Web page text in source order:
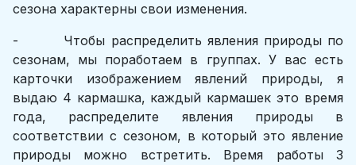
сезона характерны свои изменения.
- Чтобы распределить явления природы по
сезонам, мы поработаем в группах. У вас есть
карточки изображением явлений природы, я
выдаю 4 кармашка, каждый кармашек это время
года, распределите явления природы в
соответствии с сезоном, в который это явление
природы можно встретить. Время работы 3